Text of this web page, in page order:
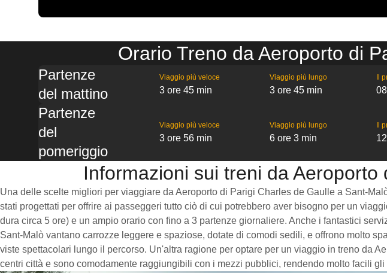
Orario Treno da Aeroporto di
Partenze
del mattino
Viaggio più veloce
3 ore 45 min
Viaggio più lungo
3 ore 45 min
Il
Partenze
del
pomeriggio
Viaggio più veloce
3 ore 56 min
Viaggio più lungo
6 ore 3 min
Il
Informazioni sui treni da
Una delle scelte migliori per viaggiare da Aeroporto di Parigi Charles de Gaulle a Sant-
stati progettati per offrire ai passeggeri tutto ciò di cui potrebbero aver bisogno per un
dura circa 5 ore) e un ampio orario con fino a 3 partenze giornaliere. Anche i fantastici
Sant-Malò vantano carrozze leggere e spaziose, dotate di comodi sedili, e offrono molto
viste spettacolari lungo il percorso. Un'altra ragione per optare per un viaggio in treno da
centri città e sono comodamente raggiungibili con i mezzi pubblici, rendendo molto facili gli